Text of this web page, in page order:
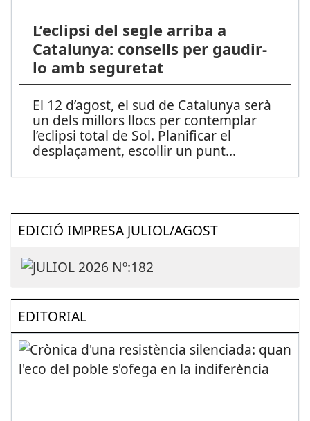
L’eclipsi del segle arriba a
Catalunya: consells per gaudir-
lo amb seguretat
El 12 d’agost, el sud de Catalunya serà
un dels millors llocs per contemplar
l’eclipsi total de Sol. Planificar el
desplaçament, escollir un punt...
EDICIÓ IMPRESA JULIOL/AGOST
EDITORIAL